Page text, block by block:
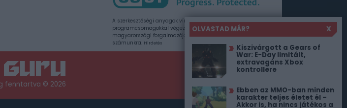
OLVASTAD MÁR?
X
Kiszivárgott a Gears of
War: E-Day limitált,
extravagáns Xbox
kontrollere
Ebben az MMO-ban minden
karakter teljes életet él –
Akkor is, ha nincs játékos a
A szerkesztőségi anyagok vírusellenőrzését az ESET
programcsomagokkal végezzük, amelyet a szoftver
magyarországi forgalmazója, a Sicontact Kft. biztosít
számunkra. Hirdetés
fenntartva © 2026